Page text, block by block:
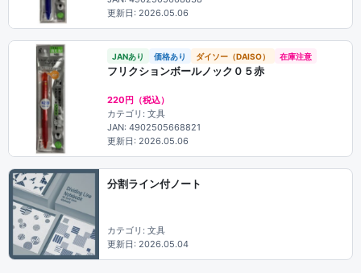
更新日: 2026.05.06
JANあり 価格あり ダイソー（DAISO） 在庫注意
フリクションボールノック０５赤
220円（税込）
カテゴリ: 文具
JAN: 4902505668821
更新日: 2026.05.06
分割ライン付ノート
カテゴリ: 文具
更新日: 2026.05.04